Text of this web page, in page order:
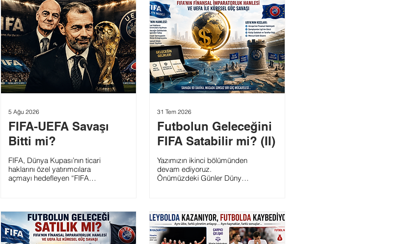
5 Ağu 2026
FIFA-UEFA Savaşı
Bitti mi?
FIFA, Dünya Kupası’nın ticari
haklarını özel yatırımcılara
açmayı hedefleyen “FIFA
Gianni Infantino, planın futbol
dünyasında ciddi
bölünmelere yol açtığını
belirterek projenin hayata
31 Tem 2026
Futbolun Geleceğini
FIFA Satabilir mi? (II)
Yazımızın ikinci bölümünden
devam ediyoruz.
Önümüzdeki Günler Dünya
FIFA’nın UEFA’ya karşı
ekonomik, finansal ve politik
düzlemlerde çok katmanlı bir
hegemonya mücadelesi